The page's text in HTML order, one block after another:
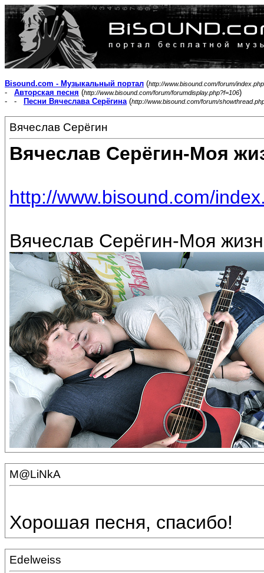
Bisound.com - Музыкальный портал (http://www.bisound.com/forum/index.php
- Авторская песня (http://www.bisound.com/forum/forumdisplay.php?f=106)
- -
Песни Вячеслава Серёгина(http://www.bisound.com/forum/
Вячеслав Серёгин
Вячеслав Серёгин-Моя
http://www.bisound.com/
Вячеслав Серёгин-Моя
M@LiNkA
Хорошая песня, спасибо!
Edelweiss